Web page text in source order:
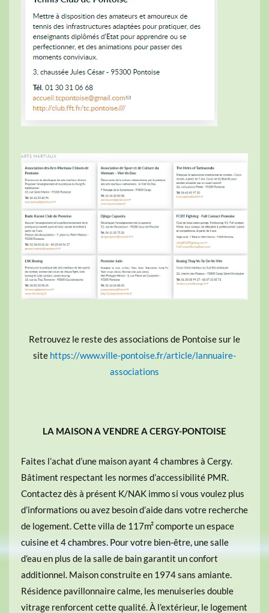
Retrouvez le reste des associations de Pontoise sur le
site https://www.ville-pontoise.fr/article/lannuaire-
associations
LA MAISON A VENDRE A CERGY-PONTOISE
Faites l’achat d’une maison ayant 4 chambres à Cergy.
Bâtiment respectant les normes d’accessibilité PMR.
Contactez dès à présent K/NAK immo si vous voulez plus
d’informations ou avez besoin d’aide dans votre recherche
de logement. Cette villa de 117m² comporte un espace
cuisine et 4 chambres. Pour votre bien-être, une salle
d’eau en plus de la salle de bain garantit un confort
additionnel. Maison construite en 1974 sans amiante.
Résidence pavillonnaire calme, les menuiseries double
vitrage renforcent cette qualité. À l’extérieur, le logement